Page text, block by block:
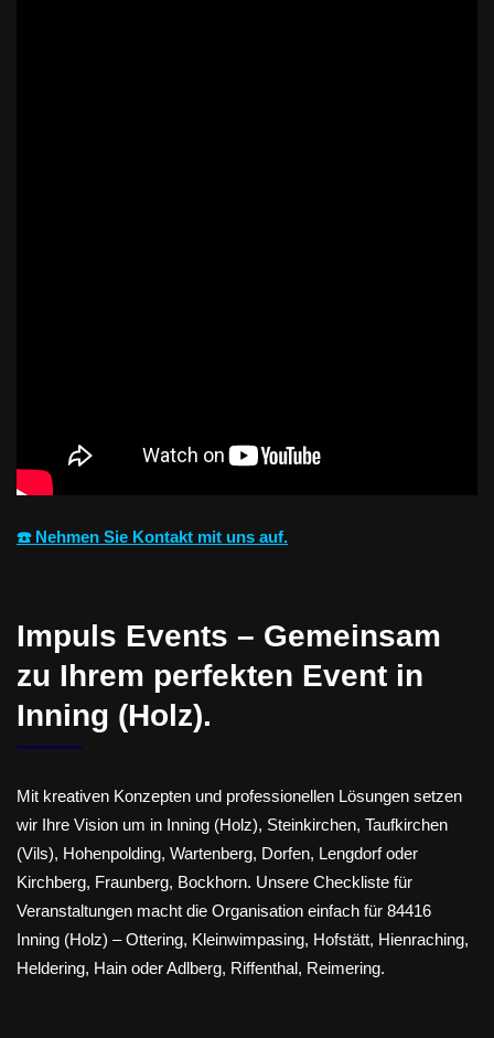
☎️ Nehmen Sie Kontakt mit uns auf.
Impuls Events – Gemeinsam
zu Ihrem perfekten Event in
Inning (Holz).
Mit kreativen Konzepten und professionellen Lösungen setzen
wir Ihre Vision um in Inning (Holz), Steinkirchen, Taufkirchen
(Vils), Hohenpolding, Wartenberg, Dorfen, Lengdorf oder
Kirchberg, Fraunberg, Bockhorn. Unsere Checkliste für
Veranstaltungen macht die Organisation einfach für 84416
Inning (Holz) – Ottering, Kleinwimpasing, Hofstätt, Hienraching,
Heldering, Hain oder Adlberg, Riffenthal, Reimering.